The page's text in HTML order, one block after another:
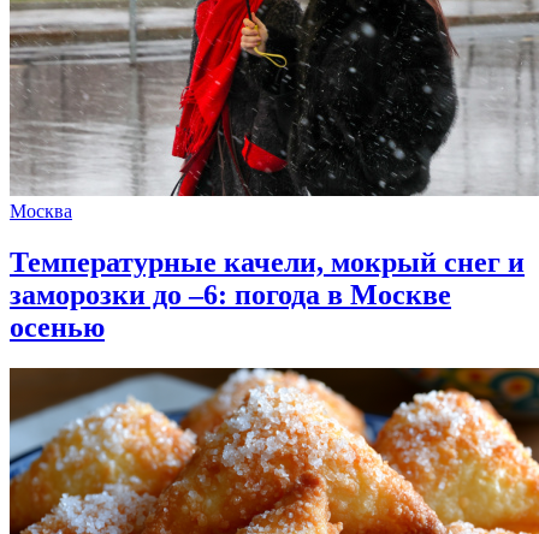
Москва
Температурные качели, мокрый снег и
заморозки до –6: погода в Москве
осенью